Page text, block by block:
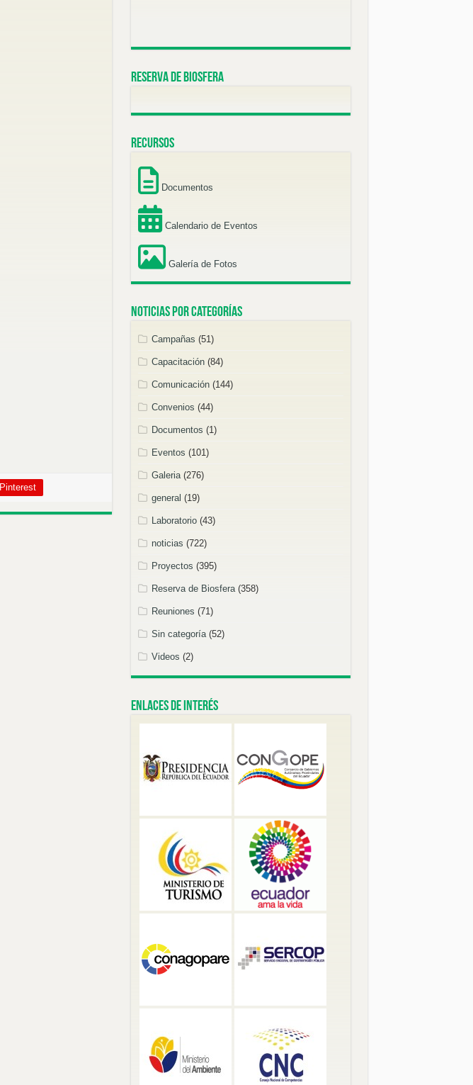
Pinterest
Reserva de Biosfera
Recursos
Documentos
Calendario de Eventos
Galería de Fotos
Noticias por categorías
Campañas (51)
Capacitación (84)
Comunicación (144)
Convenios (44)
Documentos (1)
Eventos (101)
Galeria (276)
general (19)
Laboratorio (43)
noticias (722)
Proyectos (395)
Reserva de Biosfera (358)
Reuniones (71)
Sin categoría (52)
Videos (2)
Enlaces de Interés